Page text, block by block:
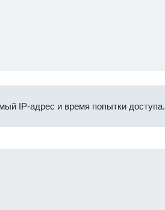
IP-адрес и время попытки доступа.